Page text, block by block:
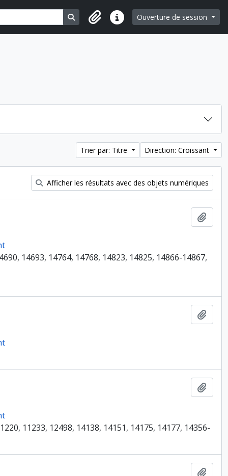
Search in browse page
Liens rapidesOuverture de session
Trier par: Titre Direction: Croissant
Afficher les résultats avec des objets numériques
14693, 14764, 14768, 14823, 14825, 14866-14867,
11233, 12498, 14138, 14151, 14175, 14177, 14356-